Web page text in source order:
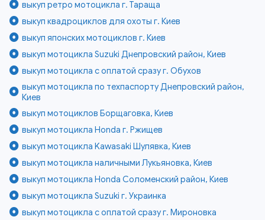
выкуп ретро мотоцикла г. Тараща
выкуп квадроциклов для охоты г. Киев
выкуп японских мотоциклов г. Киев
выкуп мотоцикла Suzuki Днепровский район, Киев
выкуп мотоцикла с оплатой сразу г. Обухов
выкуп мотоцикла по техпаспорту Днепровский район,
Киев
выкуп мотоциклов Борщаговка, Киев
выкуп мотоцикла Honda г. Ржищев
выкуп мотоцикла Kawasaki Шулявка, Киев
выкуп мотоцикла наличными Лукьяновка, Киев
выкуп мотоцикла Honda Соломенский район, Киев
выкуп мотоцикла Suzuki г. Украинка
выкуп мотоцикла с оплатой сразу г. Мироновка